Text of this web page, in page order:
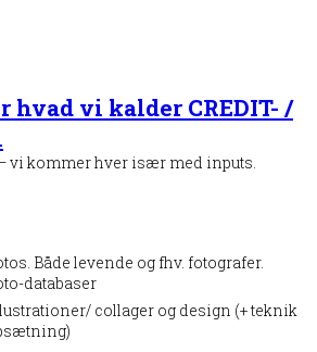
hvad vi kalder CREDIT- /
vi kommer hver især med inputs.
Både levende og fhv. fotografer.
databaser
collager og design (+ teknik